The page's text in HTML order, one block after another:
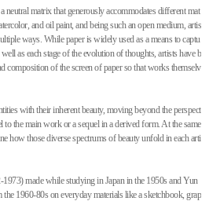
neutral matrix that generously accommodates different mat
and oil paint, and being such an open medium, artis
ways. While paper is widely used as a means to captu
as each stage of the evolution of thoughts, artists have b
composition of the screen of paper so that works themselv
with their inherent beauty, moving beyond the perspect
the main work or a sequel in a derived form. At the same
how those diverse spectrums of beauty unfold in each arti
made while studying in Japan in the 1950s and Yun
1960-80s on everyday materials like a sketchbook, grap